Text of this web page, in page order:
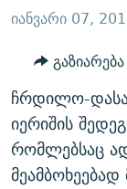
დაბრუნება
ძიებაზე
დაბრუნება
ᲔᲙᲝᲜᲝᲛᲘᲙᲐ
ᲡᲐᲖᲝᲒᲐᲓᲝᲔᲑᲐ
ᲡᲞᲝᲠᲢᲘ
ᲑᲚᲝᲒᲔᲑᲘ
ᲞᲝᲓᲙᲐᲡᲢᲔᲑᲘ
ᲜᲘᲙᲝᲡ
60 ᲓᲔᲪᲘᲑᲔᲚᲘ
ᲒᲐᲜᲙᲘᲗᲮᲕᲘᲡ
ᲗᲐᲕᲘᲡᲣᲤᲚᲔᲑᲘᲡ
ᲤᲔᲜᲝᲕᲐᲜᲘ -
ᲗᲥᲕᲔᲜᲘ
ᲞᲠᲝᲔᲥᲢᲔᲑᲘ
ᲣᲙᲠᲐᲘᲜᲐᲨᲘ
იანვარი 07,
გაზიარება
ჩრდილო-
იერიშის
რომლებსაც
მეამბოხეებად